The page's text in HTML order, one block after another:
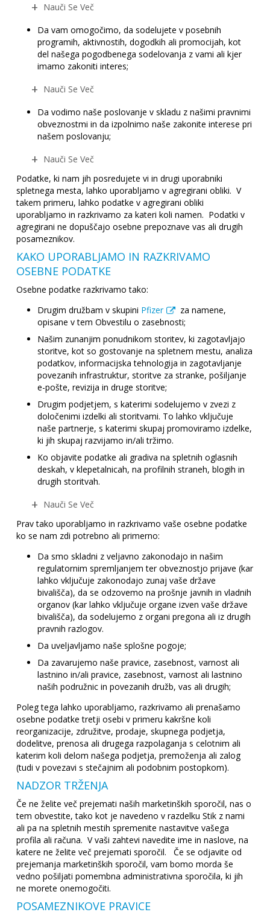
Nauči Se Več
Da vam omogočimo, da sodelujete v posebnih
programih, aktivnostih, dogodkih ali promocijah, kot
del našega pogodbenega sodelovanja z vami ali kjer
imamo zakoniti interes;
Nauči Se Več
Da vodimo naše poslovanje v skladu z našimi pravnimi
obveznostmi in da izpolnimo naše zakonite interese pri
našem poslovanju;
Nauči Se Več
Podatke, ki nam jih posredujete vi in drugi uporabniki
spletnega mesta, lahko uporabljamo v agregirani obliki. V
takem primeru, lahko podatke v agregirani obliki
uporabljamo in razkrivamo za kateri koli namen. Podatki v
agregirani ne dopuščajo osebne prepoznave vas ali drugih
posameznikov.
KAKO UPORABLJAMO IN RAZKRIVAMO
OSEBNE PODATKE
Osebne podatke razkrivamo tako:
Drugim družbam v skupini Pfizer
za namene,
opisane v tem Obvestilu o zasebnosti;
Našim zunanjim ponudnikom storitev, ki zagotavljajo
storitve, kot so gostovanje na spletnem mestu, analiza
podatkov, informacijska tehnologija in zagotavljanje
povezanih infrastruktur, storitve za stranke, pošiljanje
e-pošte, revizija in druge storitve;
Drugim podjetjem, s katerimi sodelujemo v zvezi z
določenimi izdelki ali storitvami. To lahko vključuje
naše partnerje, s katerimi skupaj promoviramo izdelke,
ki jih skupaj razvijamo in/ali tržimo.
Ko objavite podatke ali gradiva na spletnih oglasnih
deskah, v klepetalnicah, na profilnih straneh, blogih in
drugih storitvah.
Nauči Se Več
Prav tako uporabljamo in razkrivamo vaše osebne podatke
ko se nam zdi potrebno ali primerno:
Da smo skladni z veljavno zakonodajo in našim
regulatornim spremljanjem ter obveznostjo prijave (kar
lahko vključuje zakonodajo zunaj vaše države
bivališča), da se odzovemo na prošnje javnih in vladnih
organov (kar lahko vključuje organe izven vaše države
bivališča), da sodelujemo z organi pregona ali iz drugih
pravnih razlogov.
Da uveljavljamo naše splošne pogoje;
Da zavarujemo naše pravice, zasebnost, varnost ali
lastnino in/ali pravice, zasebnost, varnost ali lastnino
naših podružnic in povezanih družb, vas ali drugih;
Poleg tega lahko uporabljamo, razkrivamo ali prenašamo
osebne podatke tretji osebi v primeru kakršne koli
reorganizacije, združitve, prodaje, skupnega podjetja,
dodelitve, prenosa ali drugega razpolaganja s celotnim ali
katerim koli delom našega podjetja, premoženja ali zalog
(tudi v povezavi s stečajnim ali podobnim postopkom).
NADZOR TRŽENJA
Če ne želite več prejemati naših marketinških sporočil, nas o
tem obvestite, tako kot je navedeno v razdelku Stik z nami
ali pa na spletnih mestih spremenite nastavitve vašega
profila ali računa. V vaši zahtevi navedite ime in naslove, na
katere ne želite več prejemati sporočil. Če se odjavite od
prejemanja marketinških sporočil, vam bomo morda še
vedno pošiljati pomembna administrativna sporočila, ki jih
ne morete onemogočiti.
POSAMEZNIKOVE PRAVICE